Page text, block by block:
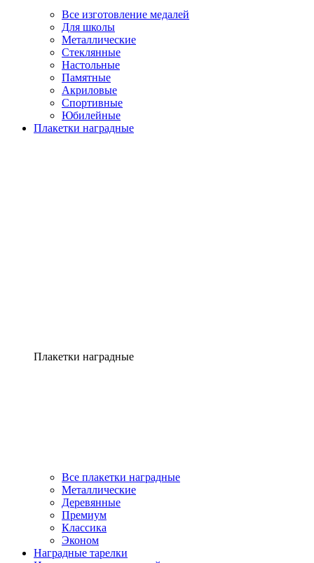
Все изготовление медалей
Для школы
Металлические
Стеклянные
Настольные
Памятные
Акриловые
Спортивные
Юбилейные
Плакетки наградные
Плакетки наградные
Все плакетки наградные
Металлические
Деревянные
Премиум
Классика
Эконом
Наградные тарелки